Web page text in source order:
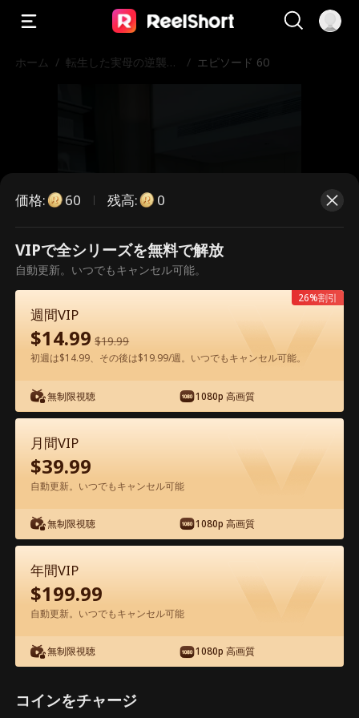
ホーム / 転生した実母の逆襲運
/ エピソード 60
こちらは有料のエピソードです。視
聴いただくには解放が必要です。
60今すぐ解放
アプリ内で無料視聴可能
エピソード60 - 転生した実母の逆襲運命
映画フル
60 61 62 63 64
価格: 60 残高: 0
VIPで全シリーズを無料で解放
自動更新。いつでもキャンセル可能。
週間VIP
$14.99 $19.99
初週は$14.99、その後は$19.99/週。いつでもキャンセル可能。
無制限視聴 1080p 高画質
26%割引
月間VIP
$39.99
自動更新。いつでもキャンセル可能
無制限視聴 1080p 高画質
年間VIP
$199.99
自動更新。いつでもキャンセル可能
無制限視聴 1080p 高画質
コインをチャージ